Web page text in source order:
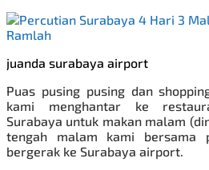
juanda surabaya airport
Puas pusing pusing dan
kami menghantar ke
Surabaya untuk makan malam
tengah malam kami
bergerak ke Surabaya airport.